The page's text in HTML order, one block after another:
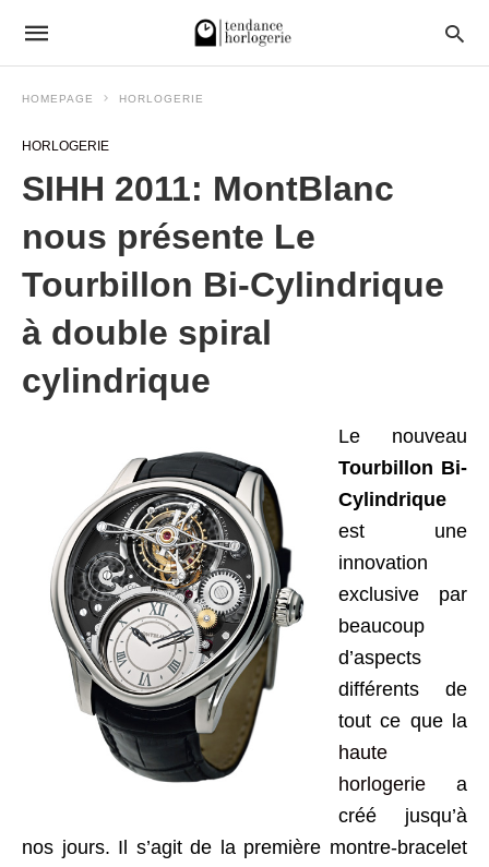
HOMEPAGE HORLOGERIE
HORLOGERIE
SIHH 2011: MontBlanc
nous présente Le
Tourbillon Bi-Cylindrique
à double spiral
cylindrique
Le nouveau
Tourbillon Bi-
Cylindrique
est une
innovation
exclusive par
beaucoup
d’aspects
différents de
tout ce que la
haute
horlogerie a
créé jusqu’à
nos jours. Il s’agit de la première montre-bracelet